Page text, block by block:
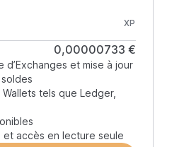
XP
0,00000733 €
d’Exchanges et mise à jour
tels que Ledger,
et accès en lecture seule